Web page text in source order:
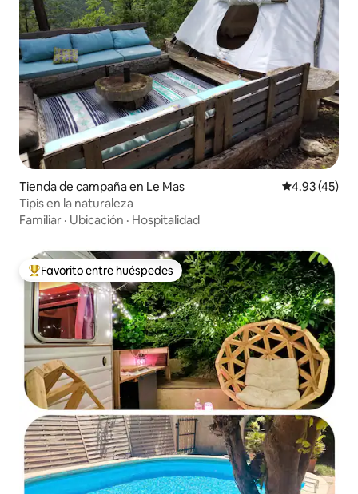
Tienda de campaña en Le Mas Calificación
4.93 (45)
Tipis en la naturaleza
Familiar · Ubicación · Hospitalidad
De los mejores en Favorito entre huéspedes
Favorito entre huéspedes